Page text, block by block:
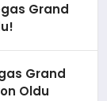
Grand
Grand
Oldu